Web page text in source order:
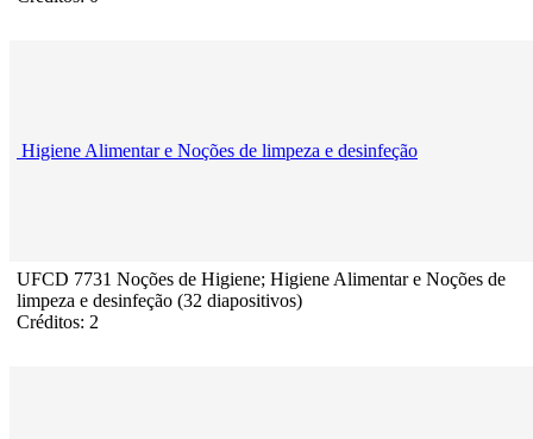
Higiene Alimentar e Noções de limpeza e desinfeção
UFCD 7731 Noções de Higiene; Higiene Alimentar e Noções de
limpeza e desinfeção (32 diapositivos)
Créditos: 2